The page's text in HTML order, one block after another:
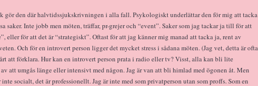
gör den där halvtidssjukskrivningen i alla fall. Psykologiskt underlättar den för mig att tacka
saker. Inte jobb men möten, träffar, pr-grejer och “event”. Saker som jag tackar ja till för att
eller för att det är “strategiskt”. Oftast för att jag känner mig manad att tacka ja, rent av
Och för en introvert person ligger det mycket stress i sådana möten. (Jag vet, detta är ofta
att förklara. Hur kan en introvert person prata i radio eller tv? Visst, alla kan bli lite
att umgås länge eller intensivt med någon. Jag är van att bli himlad med ögonen åt. Men
socialt, det är professionellt. Jag är inte med som privatperson utan som proffs. Som en